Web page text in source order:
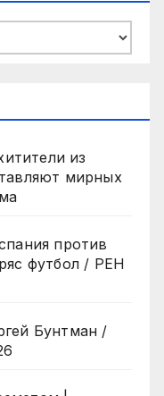
из
мирных
против
футбол / РЕН
Бунтман /